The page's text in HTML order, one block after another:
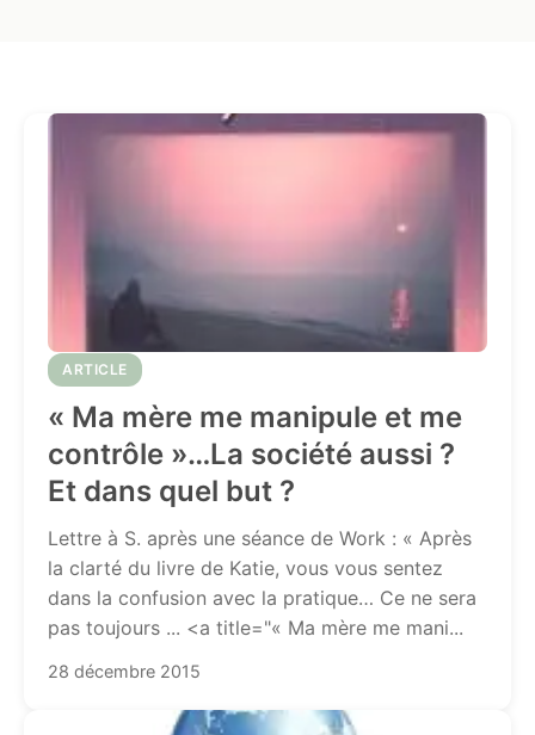
ARTICLE
« Ma mère me manipule et me
contrôle »…La société aussi ?
Et dans quel but ?
Lettre à S. après une séance de Work : « Après
la clarté du livre de Katie, vous vous sentez
dans la confusion avec la pratique… Ce ne sera
pas toujours ... <a title="« Ma mère me mani...
28 décembre 2015